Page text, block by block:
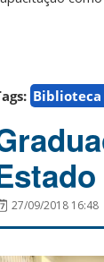
27/09/2018 16:48